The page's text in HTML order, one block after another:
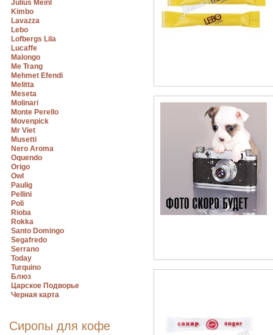
Julius Meinl
Kimbo
Lavazza
Lebo
Lofbergs Lila
Lucaffe
Malongo
Me Trang
Mehmet Efendi
Melitta
Meseta
Molinari
Monte Perello
Movenpick
Mr Viet
Musetti
Nero Aroma
Oquendo
Origo
Owl
Paulig
Pellini
Poli
Rioba
Rokka
Santo Domingo
Segafredo
Serrano
Today
Turquino
Блюз
Царское Подворье
Черная карта
Сиропы для кофе